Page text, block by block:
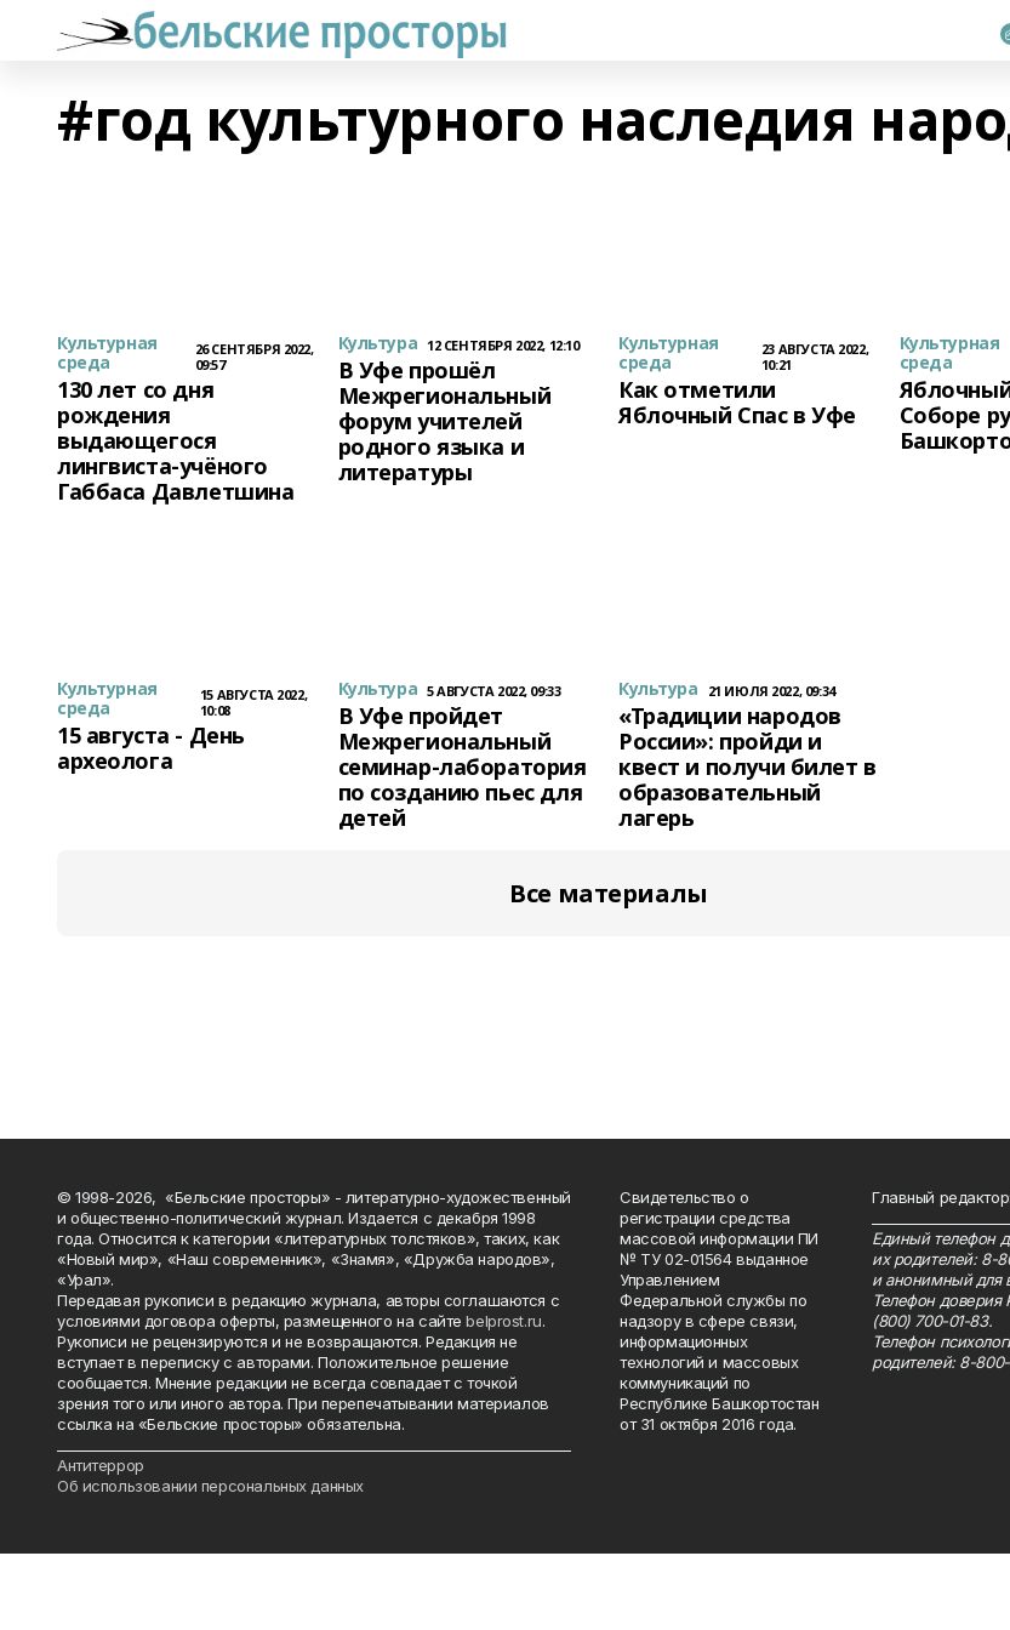
#год культурного наследия
Культурная
среда
26 СЕНТЯБРЯ 2022,
09:57
130 лет со дня
рождения
выдающегося
лингвиста-учёного
Габбаса Давлетшина
Культура 12 СЕНТЯБРЯ 2022, 12:10
В Уфе прошёл
Межрегиональный
форум учителей
родного языка и
литературы
Культурная
среда
23 АВГУСТА 2022,
10:21
Как отметили
Яблочный Спас в Уфе
Культурная
среда
Соборе
Культурная
среда
15 АВГУСТА 2022,
10:08
15 августа - День
археолога
Культура 5 АВГУСТА 2022, 09:33
В Уфе пройдет
Межрегиональный
семинар-лаборатория
по созданию пьес для
детей
Культура 21 ИЮЛЯ 2022, 09:34
«Традиции народов
России»: пройди и
квест и получи билет в
образовательный
лагерь
Все материалы
© 1998-2026, «Бельские просторы» - литературно-художественный
и общественно-политический журнал. Издается с декабря 1998
года. Относится к категории «литературных толстяков», таких, как
«Новый мир», «Наш современник», «Знамя», «Дружба народов»,
«Урал».
Передавая рукописи в редакцию журнала, авторы соглашаются с
условиями договора оферты, размещенного на сайтеbelprost.ru.
Рукописи не рецензируются и не возвращаются. Редакция не
вступает в переписку с авторами. Положительное решение
сообщается. Мнение редакции не всегда совпадает с точкой
зрения того или иного автора. При перепечатывании материалов
ссылка на «Бельские просторы» обязательна.
Антитеррор
Об использовании персональных данных
Свидетельство о
регистрации средства
массовой информации ПИ
№ ТУ 02-01564 выданное
Управлением
Федеральной службы по
надзору в сфере связи,
информационных
технологий и массовых
коммуникаций по
Республике Башкортостан
от 31 октября 2016 года.
Главный
Единый телефон
их родителей: 8-
и анонимный для
Телефон доверия
(800) 700-01-83.
Телефон
родителей: 8-